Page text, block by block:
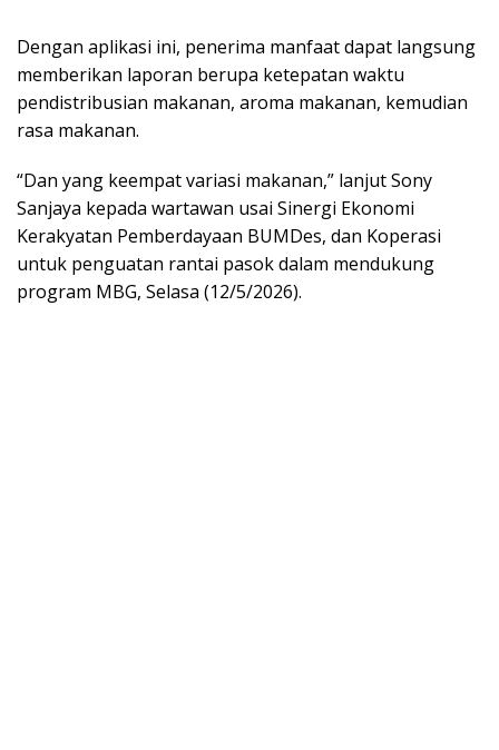
Dengan aplikasi ini, penerima manfaat dapat langsung
memberikan laporan berupa ketepatan waktu
pendistribusian makanan, aroma makanan, kemudian
rasa makanan.
“Dan yang keempat variasi makanan,” lanjut Sony
Sanjaya kepada wartawan usai Sinergi Ekonomi
Kerakyatan Pemberdayaan BUMDes, dan Koperasi
untuk penguatan rantai pasok dalam mendukung
program MBG, Selasa (12/5/2026).